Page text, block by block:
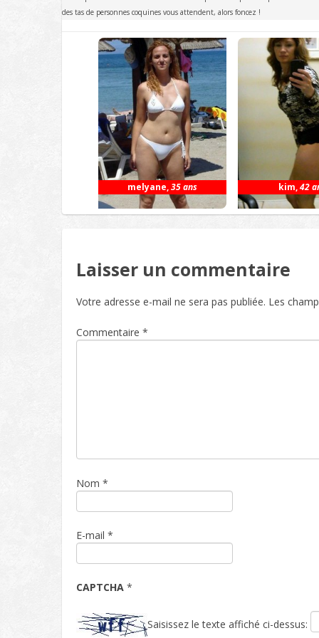
des tas de personnes coquines vous attendent, alors foncez !
melyane,35 ans kim,42
Laisser un commentaire
Votre adresse e-mail ne sera pas publiée. Les
Commentaire *
Nom *
E-mail *
CAPTCHA *
Saisissez le texte affiché ci-dessus: